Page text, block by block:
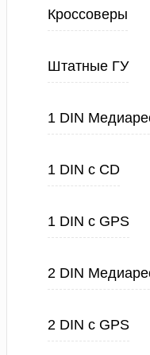
Кроссоверы
Штатные ГУ
1 DIN
1 DIN с CD
1 DIN с GPS
2 DIN
2 DIN с GPS